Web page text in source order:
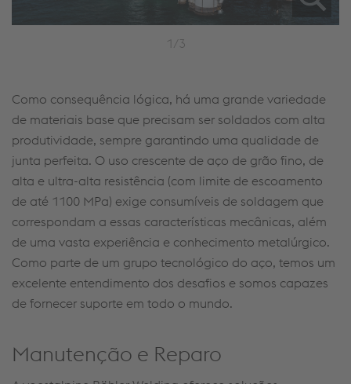
1/3
Como consequência lógica, há uma grande variedade
de materiais base que precisam ser soldados com alta
produtividade, sempre garantindo uma qualidade de
junta perfeita. O uso crescente de aço de grão fino, de
alta e ultra-alta resistência (com limite de escoamento
de até 1100 MPa) exige consumíveis de soldagem que
correspondam a essas características mecânicas, além
de uma vasta experiência e conhecimento metalúrgico.
Como parte de um grupo tecnológico do aço, temos um
excelente entendimento dos desafios e somos capazes
de fornecer suporte em todo o mundo.
Manutenção e Reparo